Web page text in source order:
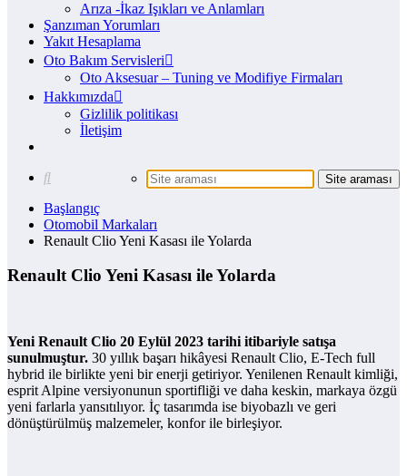
Arıza -İkaz Işıkları ve Anlamları
Şanzıman Yorumları
Yakıt Hesaplama
Oto Bakım Servisleri
Oto Aksesuar – Tuning ve Modifiye Firmaları
Hakkımızda
Gizlilik politikası
İletişim
Başlangıç
Otomobil Markaları
Renault Clio Yeni Kasası ile Yolarda
Renault Clio Yeni Kasası ile Yolarda
Yeni Renault Clio 20 Eylül 2023 tarihi itibariyle satışa
sunulmuştur. 30 yıllık başarı hikâyesi Renault Clio, E-Tech full
hybrid ile birlikte yeni bir enerji getiriyor. Yenilenen Renault kimliği,
esprit Alpine versiyonunun sportifliği ve daha keskin, markaya özgü
yeni farlarla yansıtılıyor. İç tasarımda ise biyobazlı ve geri
dönüştürülmüş malzemeler, konfor ile birleşiyor.